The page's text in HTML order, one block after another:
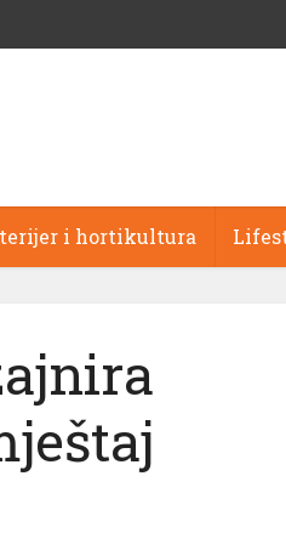
i hortikultura